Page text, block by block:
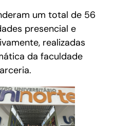
um total de 56
presencial e
realizadas
da faculdade